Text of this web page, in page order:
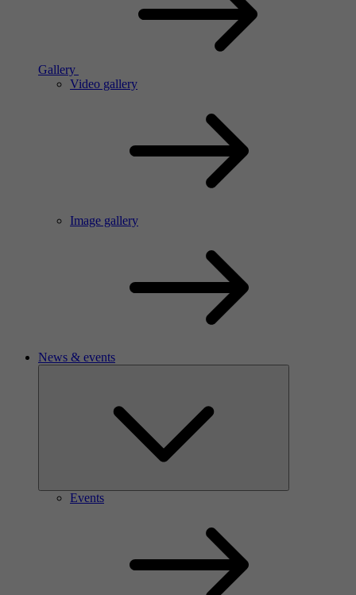
Gallery
Video gallery
Image gallery
News & events
Events